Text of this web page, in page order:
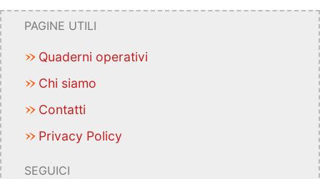
PAGINE UTILI
Quaderni operativi
Chi siamo
Contatti
Privacy Policy
SEGUICI